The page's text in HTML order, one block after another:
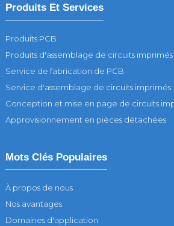
Produits Et Services
Produits PCB
Produits d'assemblage de circuits imprimés
Service de fabrication de PCB
Service d'assemblage de circuits imprimés
Conception et mise en page de circuits
Approvisionnement en pièces détachées
Mots Clés Populaires
À propos de nous
Nos avantages
Domaines d'application